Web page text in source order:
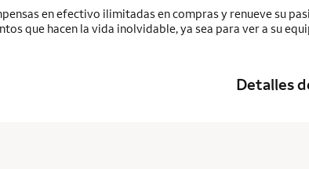
en efectivo ilimitadas en compras y renueve su
que hacen la vida inolvidable, ya sea para ver a su
Detalles